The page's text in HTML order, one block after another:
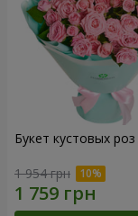
Букет кустовых роз
1 954 грн